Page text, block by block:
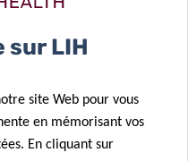
sur LIH
site Web pour vous
en mémorisant vos
En cliquant sur